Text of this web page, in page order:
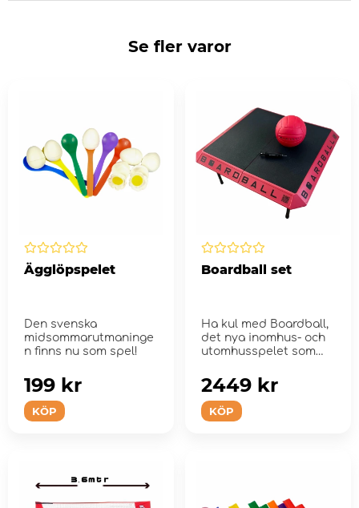
Se fler varor
Ägglöpspelet
Den svenska
midsommarutmaninge
n finns nu som spel!
KÖP
199 kr
Boardball set
Ha kul med Boardball,
det nya inomhus- och
utomhusspelet som
och r...
KÖP
2449 kr